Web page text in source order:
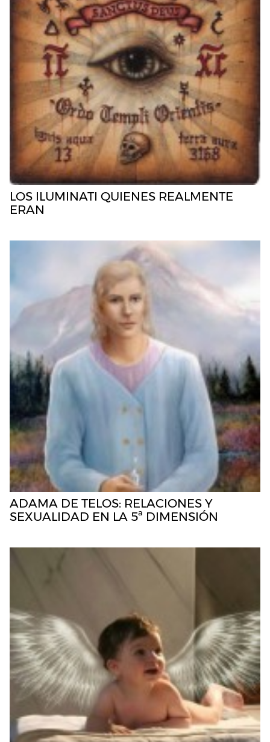
LOS ILUMINATI QUIENES REALMENTE
ERAN
ADAMA DE TELOS: RELACIONES Y
SEXUALIDAD EN LA 5ª DIMENSIÓN